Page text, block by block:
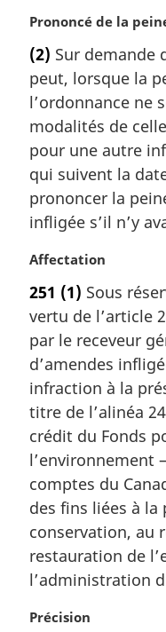
e
N
t
e
m
r
g
i
n
a
e
Prononcé de la
(2) Sur demande
peut, lorsque la
l’ordonnance ne
modalités de
pour une autre
qui suivent la
prononcer la
infligée s’il n’y
N
t
e
m
a
g
i
n
a
e
:
Affectation
251 (1) Sous
vertu de l’article
par le receveur
d’amendes
infraction à la
titre de l’alinéa
crédit du Fonds
l’environnement
comptes du
des fins liées à
conservation, au
restauration de
l’administration
N
Précision